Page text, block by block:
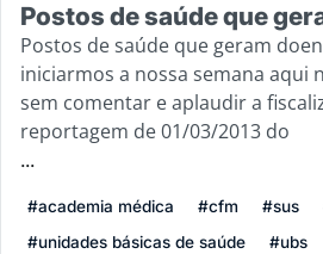
Postos de saúde que
Postos de saúde que geram
iniciarmos a nossa semana aqui
sem comentar e aplaudir a
reportagem de 01/03/2013 do
...
#academia médica #cfm #sus
#unidades básicas de saúde
#ubs